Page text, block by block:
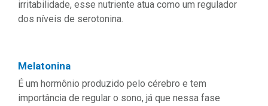
irritabilidade, esse nutriente atua como um regulador
dos níveis de serotonina.
Melatonina
É um hormônio produzido pelo cérebro e tem
importância de regular o sono, já que nessa fase